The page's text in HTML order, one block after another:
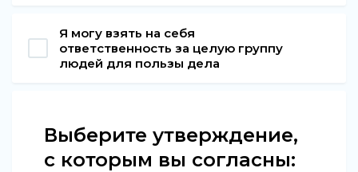
Я могу взять на себя
ответственность за целую группу
людей для пользы дела
Выберите утверждение,
с которым вы согласны: